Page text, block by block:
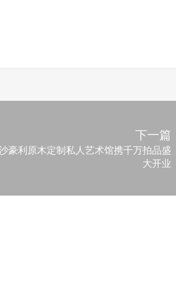
下一篇
豪利原木定制私人艺术馆携千万拍品盛
大开业